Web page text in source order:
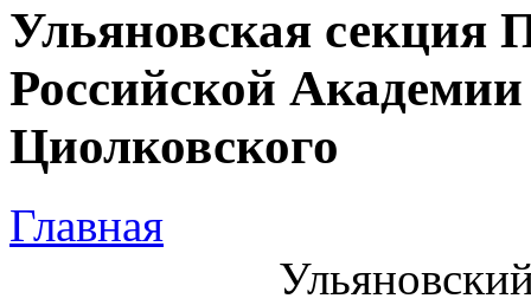
Ульяновская секция
Российской
Циолковского
Главная